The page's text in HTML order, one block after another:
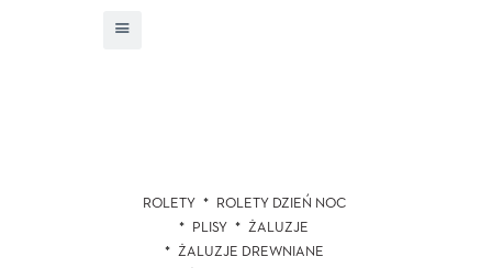
ROLETY
ROLETY DZIEŃ NOC
PLISY
ŻALUZJE
ŻALUZJE DREWNIANE